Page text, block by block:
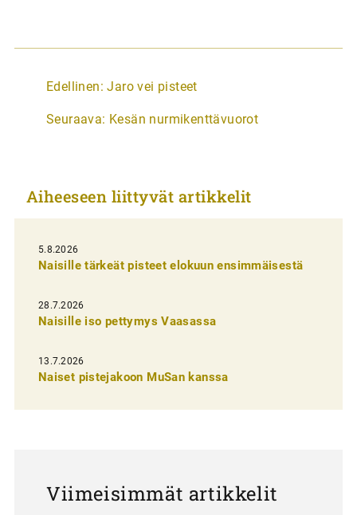
A
t
k
e
l
i
e
n
e
Edellinen: Jaro vei pisteet
Seuraava: Kesän nurmikenttävuorot
Aiheeseen liittyvät artikkelit
5.8.2026
Naisille tärkeät pisteet elokuun ensimmäisestä
28.7.2026
Naisille iso pettymys Vaasassa
13.7.2026
Naiset pistejakoon MuSan kanssa
Viimeisimmät artikkelit